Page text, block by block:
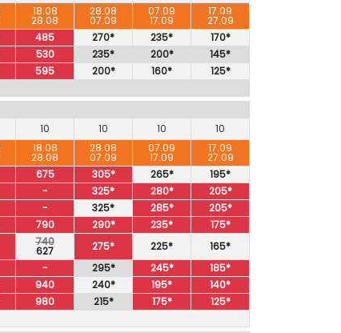
18.08
28.08
28.08
07.09
07.09
17.09
17.09
27.09
485 270* 235*
170*
530 235* 200*
145*
595 200* 160*
125*
10 10 10
10
18.08
28.08
28.08
07.09
07.09
17.09
17.09
27.09
675 305* 265*
195*
- 325* 280*
205*
- 325* 285*
205*
790 290* 235*
175*
740
627 275* 225*
165*
- 295* 245*
185*
940 240* 195*
140*
980 215* 175*
125*